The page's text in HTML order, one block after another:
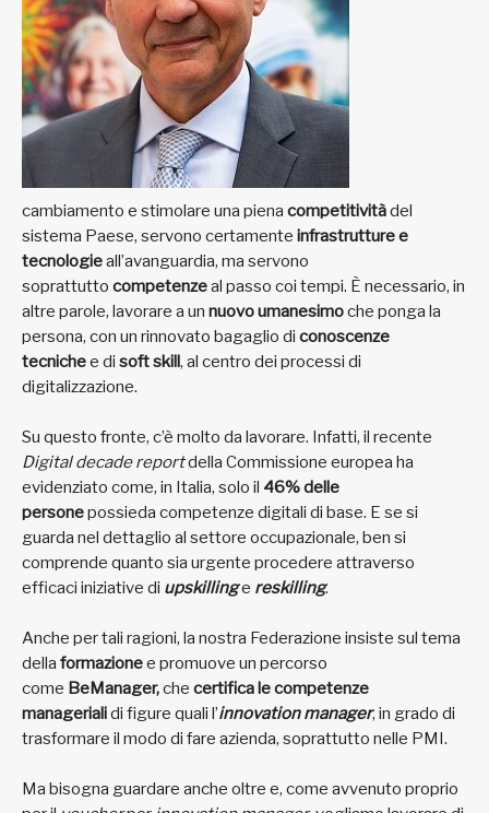
cambiamento e stimolare una piena competitivitàdel
sistema Paese, servono certamente infrastrutture e
tecnologieall’avanguardia, ma servono
soprattutto competenzeal passo coi tempi. È necessario, in
altre parole, lavorare a un nuovo umanesimoche ponga la
persona, con un rinnovato bagaglio di conoscenze
tecnichee di soft skill, al centro dei processi di
digitalizzazione.
Su questo fronte, c’è molto da lavorare. Infatti, il recente
Digital decade reportdella Commissione europea ha
evidenziato come, in Italia, solo il 46% delle
personepossieda competenze digitali di base. E se si
guarda nel dettaglio al settore occupazionale, ben si
comprende quanto sia urgente procedere attraverso
efficaci iniziative di upskillinge reskilling.
Anche per tali ragioni, la nostra Federazione insiste sul tema
della formazionee promuove un percorso
come BeManager,che certifica le competenze
managerialidi figure quali l’innovation manager, in grado di
trasformare il modo di fare azienda, soprattutto nelle PMI.
Ma bisogna guardare anche oltre e, come avvenuto proprio